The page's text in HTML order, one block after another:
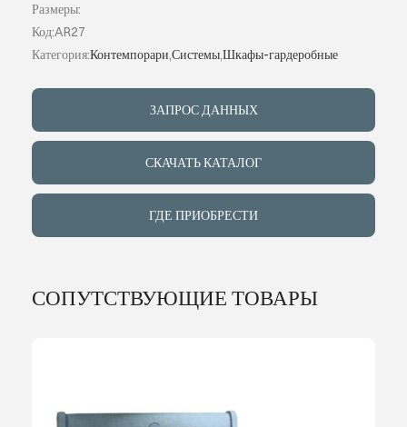
Размеры:
Код:AR27
Категория:Контемпорари,Системы,Шкафы-гардеробные
ЗАПРОС ДАННЫХ
СКАЧАТЬ КАТАЛОГ
ГДЕ ПРИОБРЕСТИ
СОПУТСТВУЮЩИЕ ТОВАРЫ